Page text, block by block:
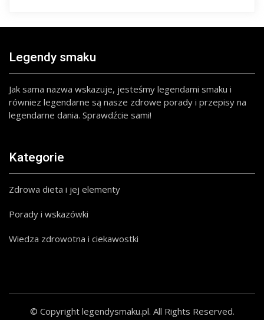
Legendy smaku
Jak sama nazwa wskazuje, jesteśmy legendami smaku i
równiez legendarne są nasze zdrowe porady i przepisy na
legendarne dania. Sprawdźcie sami!
Kategorie
Zdrowa dieta i jej elementy
Porady i wskazówki
Wiedza zdrowotna i ciekawostki
© Copyright legendysmaku.pl. All Rights Reserved.